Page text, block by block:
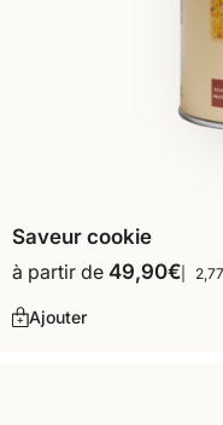
Saveur cookie
à partir de 49,90€
Ajouter